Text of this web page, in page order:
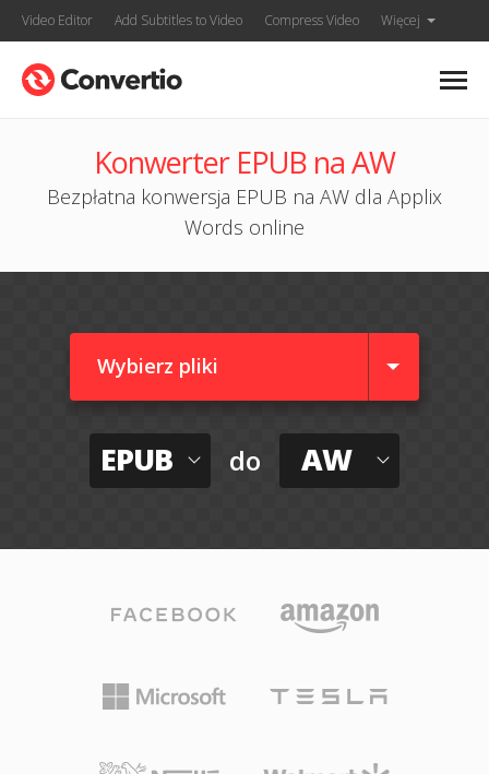
Video Editor Add Subtitles to Video Compress Video Więcej
Konwerter EPUB na AW
Bezpłatna konwersja EPUB na AW dla Applix
Words online
Wybierz pliki
EPUB do AW